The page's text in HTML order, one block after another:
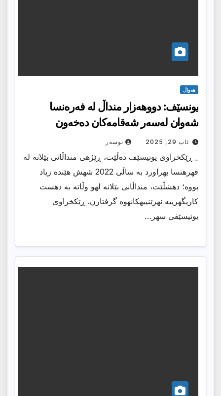
هەواڵ
یونسێف: دووهه‌زار منداڵ له‌ فه‌ره‌نسا
شه‌وان له‌سه‌ر شه‌قامه‌كان ده‌خه‌ون
ئاب 29, 2025 نوسەر
_ ڕێكخراوی یونیسێف دەڵێت، ڕێژهی منداڵانی بێلانه له
فهرهنسا بهراورد به ساڵی 2022 شهش هێنده زیاد
بووه؛ دهشڵێت، منداڵانی بێلانه لهو وڵاته به دهست
كاریگهرییه نهرێنییهكانهوه گرفتارن. ڕێكخراوی
یونیسێفی سهر…